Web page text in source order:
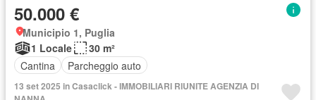
50.000 €
Municipio 1, Puglia
1 Locale
30 m²
Cantina
Parcheggio auto
13 set 2025 in Casaclick - IMMOBILIARI RIUNITE AGENZIA DI